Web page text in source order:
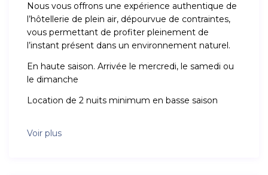
Nous vous offrons une expérience authentique de
l’hôtellerie de plein air, dépourvue de contraintes,
vous permettant de profiter pleinement de
l’instant présent dans un environnement naturel.
En haute saison. Arrivée le mercredi, le samedi ou
le dimanche
Location de 2 nuits minimum en basse saison
Voir plus